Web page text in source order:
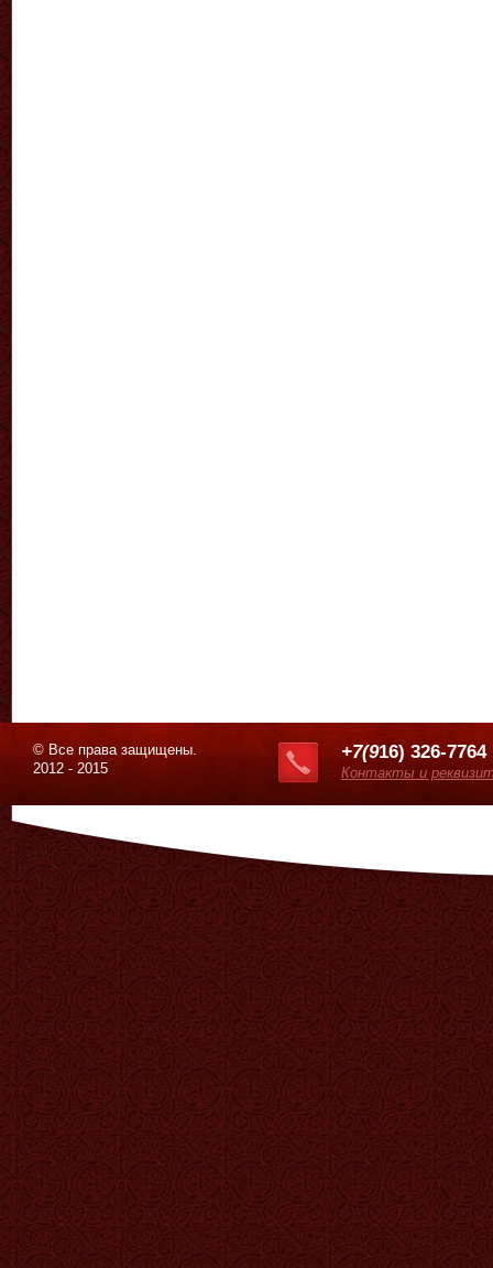
© Все права защищены.
2012 - 2015
+7(916) 326-7764
Контакты и